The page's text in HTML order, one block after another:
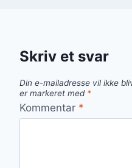
Skriv et svar
Din e-mailadresse vil ikke
er markeret med *
Kommentar *